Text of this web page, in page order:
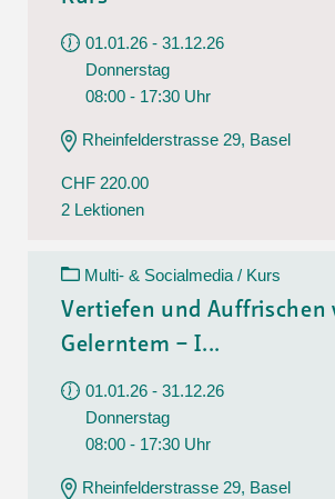
01.01.26 - 31.12.26
Donnerstag
08:00 - 17:30 Uhr
Rheinfelderstrasse 29, Basel
CHF 220.00
2 Lektionen
Multi- & Socialmedia / Kurs
Vertiefen und Auffrischen
Gelerntem – I...
01.01.26 - 31.12.26
Donnerstag
08:00 - 17:30 Uhr
Rheinfelderstrasse 29, Basel